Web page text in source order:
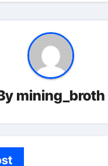
mining_broth